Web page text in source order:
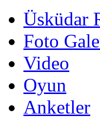
Üsküdar
Foto
Video
Oyun
Anketler